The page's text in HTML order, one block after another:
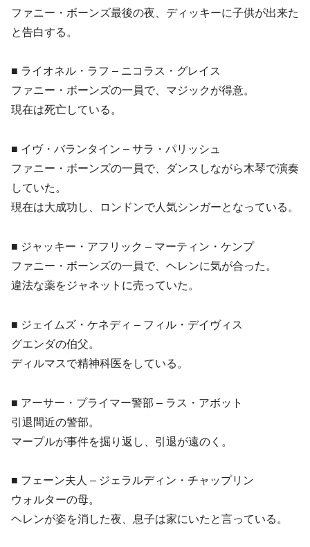
ファニー・ボーンズ最後の夜、ディッキーに子供が出来た
と告白する。
■ ライオネル・ラフ – ニコラス・グレイス
ファニー・ボーンズの一員で、マジックが得意。
現在は死亡している。
■ イヴ・バランタイン – サラ・パリッシュ
ファニー・ボーンズの一員で、ダンスしながら木琴で演奏
していた。
現在は大成功し、ロンドンで人気シンガーとなっている。
■ ジャッキー・アフリック – マーティン・ケンプ
ファニー・ボーンズの一員で、ヘレンに気が合った。
違法な薬をジャネットに売っていた。
■ ジェイムズ・ケネディ – フィル・デイヴィス
グエンダの伯父。
ディルマスで精神科医をしている。
■ アーサー・プライマー警部 – ラス・アボット
引退間近の警部。
マープルが事件を掘り返し、引退が遠のく。
■ フェーン夫人 – ジェラルディン・チャップリン
ウォルターの母。
ヘレンが姿を消した夜、息子は家にいたと言っている。